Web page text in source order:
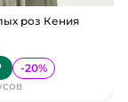
роз Кения
-20%